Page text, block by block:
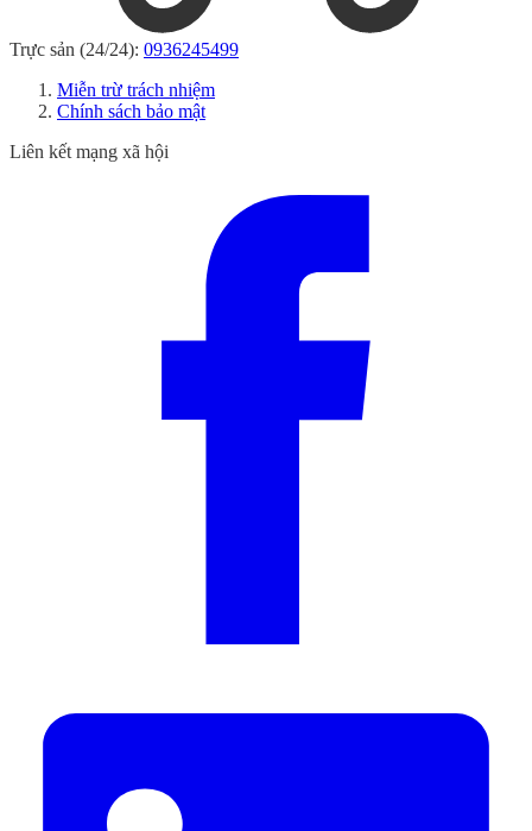
Trực sản (24/24): 0936245499
Miễn trừ trách nhiệm
Chính sách bảo mật
Liên kết mạng xã hội